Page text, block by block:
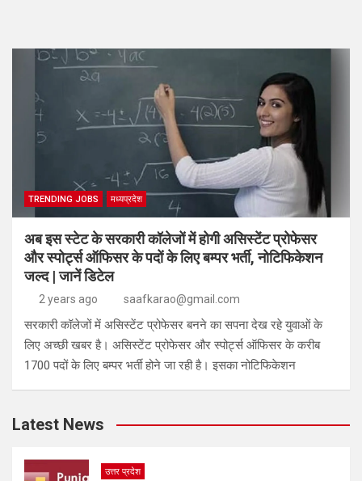
TRENDING JOBS मध्यप्रदेश
अब इस स्टेट के सरकारी कॉलेजों में होगी असिस्टेंट प्रोफेसर
और स्पोर्ट्स ऑफिसर के पदों के लिए बम्पर भर्ती, नोटिफिकेशन
जल्द | जानें डिटेल
2 years ago saafkarao@gmail.com
सरकारी कॉलेजों में असिस्टेंट प्रोफेसर बनने का सपना देख रहे युवाओं के
लिए अच्छी खबर है। असिस्टेंट प्रोफेसर और स्पोर्ट्स ऑफिसर के करीब
1700 पदों के लिए बम्पर भर्ती होने जा रही है। इसका नोटिफिकेशन
Latest News
उत्तर प्रदेश